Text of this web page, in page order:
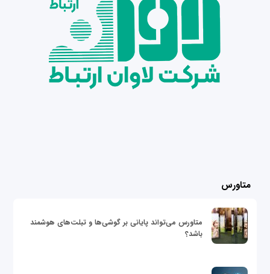
متاورس
متاورس می‌تواند پایانی بر گوشی‌ها و تبلت‌های هوشمند
باشد؟